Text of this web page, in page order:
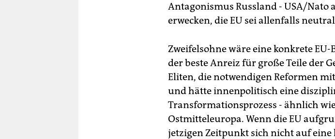
Antagonismus Russland - USA/
erwecken, die EU sei allenfalls
Zweifelsohne wäre eine konkrete
der beste Anreiz für große Teile der
Eliten, die notwendigen Reformen
und hätte innenpolitisch eine
Transformationsprozess - ähnlich
Ostmitteleuropa. Wenn die EU
jetzigen Zeitpunkt sich nicht auf